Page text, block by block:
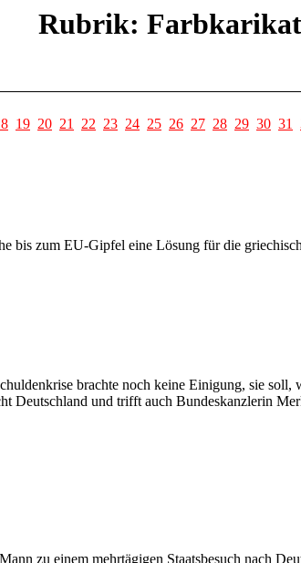
Rubrik:
19 20 21 22 23 24 25 26 27 28 29 30 31
bis zum EU-Gipfel eine Lösung für die
brachte noch keine Einigung, sie
Deutschland und trifft auch Bundeskanzlerin
zu einem mehrtägigen Staatsbesuch nach